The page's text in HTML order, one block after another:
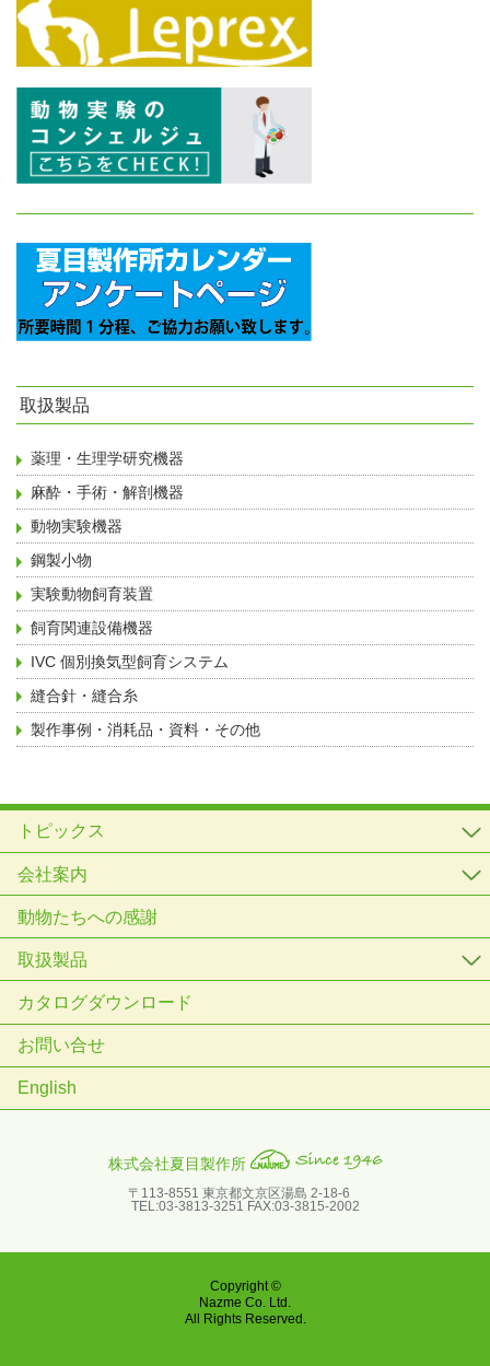
取扱製品
薬理・生理学研究機器
麻酔・手術・解剖機器
動物実験機器
鋼製小物
実験動物飼育装置
飼育関連設備機器
IVC 個別換気型飼育システム
縫合針・縫合糸
製作事例・消耗品・資料・その他
トピックス
会社案内
動物たちへの感謝
取扱製品
カタログダウンロード
お問い合せ
English
株式会社夏目製作所
〒113-8551 東京都文京区湯島 2-18-6
TEL:03-3813-3251 FAX:03-3815-2002
Copyright ©
Nazme Co. Ltd.
All Rights Reserved.